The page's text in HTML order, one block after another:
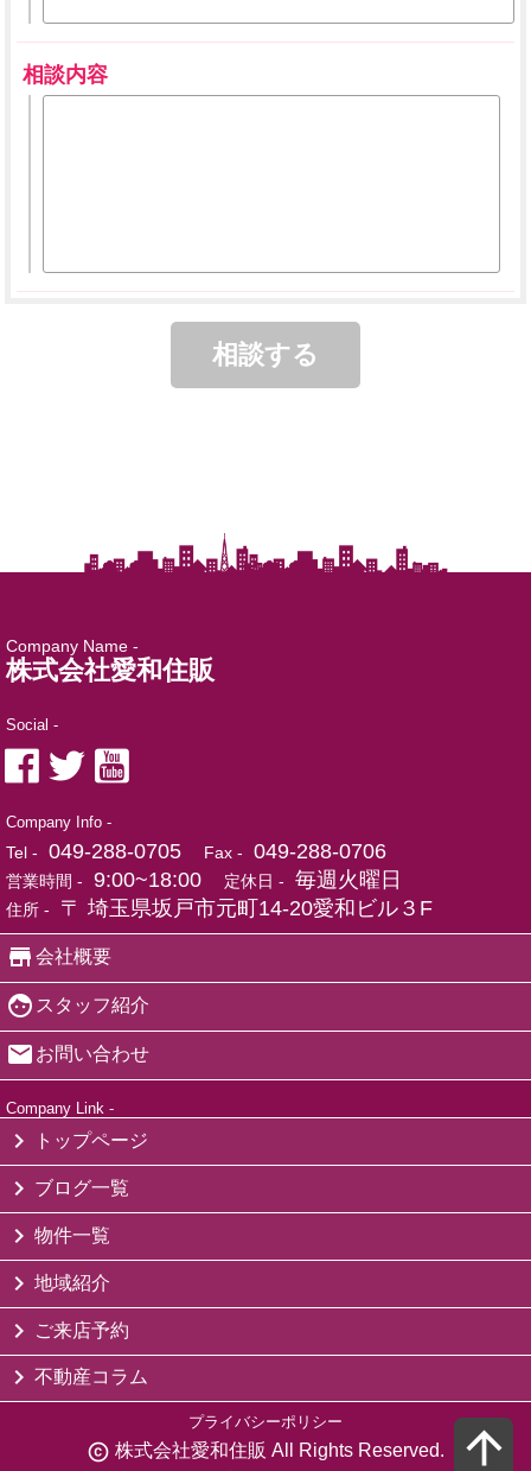
相談内容
Company Name -
株式会社愛和住販
Social -
Company Info -
Tel - 049-288-0705 Fax - 049-288-0706
営業時間 - 9:00~18:00 定休日 - 毎週火曜日
住所 - 〒 埼玉県坂戸市元町14-20愛和ビル３F
会社概要
スタッフ紹介
お問い合わせ
Company Link -
トップページ
ブログ一覧
物件一覧
地域紹介
ご来店予約
不動産コラム
プライバシーポリシー
株式会社愛和住販 All Rights Reserved.